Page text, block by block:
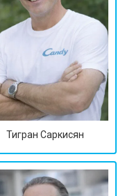
Тигран Саркисян